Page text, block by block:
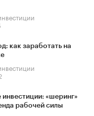
как заработать на
инвестиции: «шеринг»
рабочей силы